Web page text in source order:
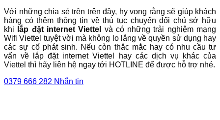
Với những chia sẻ trên trên đây, hy vọng rằng sẽ giúp khách
hàng có thêm thông tin về thủ tục chuyển đổi chủ sở hữu
khi
lắp đặt internet Viettel
và có những trải nghiệm mạng
Wifi Viettel tuyệt vời mà không lo lắng về quyền sử dụng hay
các sự cố phát sinh. Nếu còn thắc mắc hay có nhu cầu tư
vấn về lắp đặt internet Viettel hay các dịch vụ khác của
Viettel thì hãy liên hệ ngay tới HOTLINE để được hỗ trợ nhé.
0379 666 282 Nhắn tin